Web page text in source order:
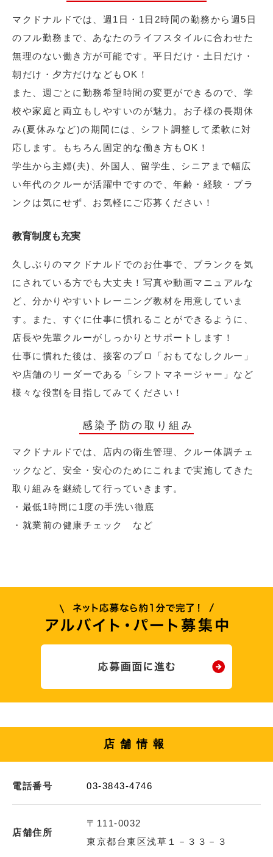
マクドナルドでは、週1日・1日2時間の勤務から週5日
のフル勤務まで、あなたのライフスタイルに合わせた
無理のない働き方が可能です。平日だけ・土日だけ・
朝だけ・夕方だけなどもOK！
また、週ごとに勤務希望時間の変更ができるので、学
校や家庭と両立もしやすいのが魅力。お子様の長期休
み(夏休みなど)の期間には、シフト調整して柔軟に対
応します。もちろん固定的な働き方もOK！
学生から主婦(夫)、外国人、留学生、シニアまで幅広
い年代のクルーが活躍中ですので、年齢・経験・ブラ
ンクは気にせず、お気軽にご応募ください！
教育制度も充実
久しぶりのマクドナルドでのお仕事で、ブランクを気
にされている方でも大丈夫！写真や動画マニュアルな
ど、分かりやすいトレーニング教材を用意していま
す。また、すぐに仕事に慣れることができるように、
店長や先輩クルーがしっかりとサポートします！
仕事に慣れた後は、接客のプロ「おもてなしクルー」
や店舗のリーダーである「シフトマネージャー」など
様々な役割を目指してみてください！
感染予防の取り組み
マクドナルドでは、店内の衛生管理、クルー体調チェ
ックなど、安全・安心のためにこれまで実施してきた
取り組みを継続して行っていきます。
・最低1時間に1度の手洗い徹底
・就業前の健康チェック など
店舗情報
電話番号 03-3843-4746
店舗住所
〒111-0032
東京都台東区浅草１－３３－３